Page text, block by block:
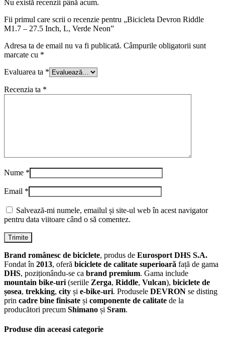
Nu există recenzii până acum.
Fii primul care scrii o recenzie pentru „Bicicleta Devron Riddle
M1.7 – 27.5 Inch, L, Verde Neon”
Adresa ta de email nu va fi publicată. Câmpurile obligatorii sunt
marcate cu *
Evaluarea ta *
Recenzia ta *
Nume *
Email *
Salvează-mi numele, emailul și site-ul web în acest navigator
pentru data viitoare când o să comentez.
Brand românesc de biciclete, produs de Eurosport DHS S.A.
Fondat în 2013, oferă biciclete de calitate superioară față de gama
DHS, poziționându-se ca brand premium. Gama include
mountain bike-uri (seriile Zerga, Riddle, Vulcan), biciclete de
șosea, trekking, city și e-bike-uri. Produsele DEVRON se disting
prin cadre bine finisate și componente de calitate de la
producători precum Shimano și Sram.
Produse din aceeasi categorie